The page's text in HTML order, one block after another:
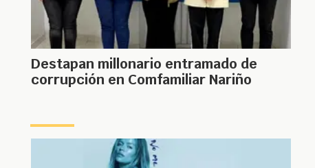
Destapan millonario entramado de
corrupción en Comfamiliar Nariño